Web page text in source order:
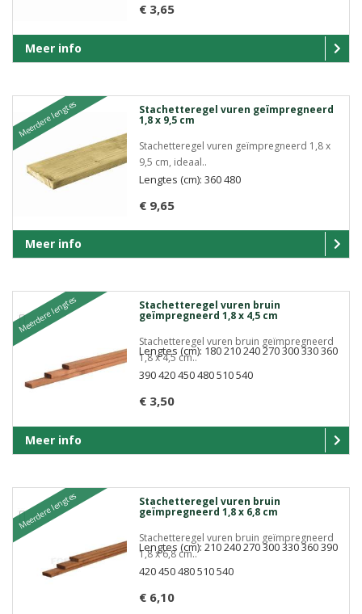
€ 3,65
Meer info
Meerdere lengtes Stachetteregel vuren geïmpregneerd
1,8 x 9,5 cm
Stachetteregel vuren geïmpregneerd 1,8 x
9,5 cm, ideaal..
€ 9,65
Lengtes (cm): 360 480
Meer info
Meerdere lengtes Stachetteregel vuren bruin
geïmpregneerd 1,8 x 4,5 cm
Stachetteregel vuren bruin geïmpregneerd
1,8 x 4,5 cm..
€ 3,50
Lengtes (cm): 180 210 240 270 300 330 360
390 420 450 480 510 540
Meer info
Meerdere lengtes Stachetteregel vuren bruin
geïmpregneerd 1,8 x 6,8 cm
Stachetteregel vuren bruin geïmpregneerd
1,8 x 6,8 cm..
€ 6,10
Lengtes (cm): 210 240 270 300 330 360 390
420 450 480 510 540